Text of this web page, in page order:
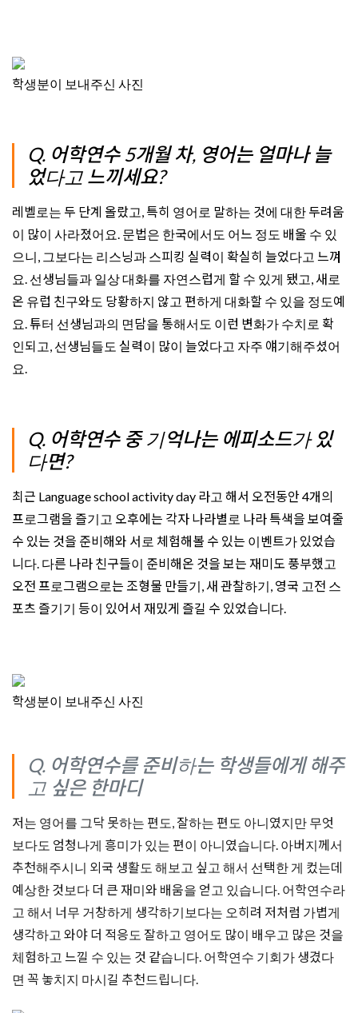
학생분이 보내주신 사진
Q. 어학연수 5개월 차, 영어는 얼마나 늘
었다고 느끼세요?
레벨로는 두 단계 올랐고, 특히 영어로 말하는 것에 대한 두려움
이 많이 사라졌어요. 문법은 한국에서도 어느 정도 배울 수 있
으니, 그보다는 리스닝과 스피킹 실력이 확실히 늘었다고 느껴
요. 선생님들과 일상 대화를 자연스럽게 할 수 있게 됐고, 새로
온 유럽 친구와도 당황하지 않고 편하게 대화할 수 있을 정도예
요. 튜터 선생님과의 면담을 통해서도 이런 변화가 수치로 확
인되고, 선생님들도 실력이 많이 늘었다고 자주 얘기해주셨어
요.
Q. 어학연수 중 기억나는 에피소드가 있
다면?
최근 Language school activity day 라고 해서 오전동안 4개의
프로그램을 즐기고 오후에는 각자 나라별로 나라 특색을 보여줄
수 있는 것을 준비해와 서로 체험해볼 수 있는 이벤트가 있었습
니다. 다른 나라 친구들이 준비해온 것을 보는 재미도 풍부했고
오전 프로그램으로는 조형물 만들기, 새 관찰하기, 영국 고전 스
포츠 즐기기 등이 있어서 재밌게 즐길 수 있었습니다.
학생분이 보내주신 사진
Q. 어학연수를 준비하는 학생들에게 해주
고 싶은 한마디
저는 영어를 그닥 못하는 편도, 잘하는 편도 아니였지만 무엇
보다도 엄청나게 흥미가 있는 편이 아니였습니다. 아버지께서
추천해주시니 외국 생활도 해보고 싶고 해서 선택한 게 컸는데
예상한 것보다 더 큰 재미와 배움을 얻고 있습니다. 어학연수라
고 해서 너무 거창하게 생각하기보다는 오히려 저처럼 가볍게
생각하고 와야 더 적응도 잘하고 영어도 많이 배우고 많은 것을
체험하고 느낄 수 있는 것 같습니다. 어학연수 기회가 생겼다
면 꼭 놓치지 마시길 추천드립니다.